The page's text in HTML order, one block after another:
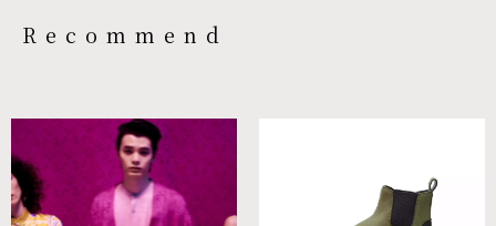
Recommend